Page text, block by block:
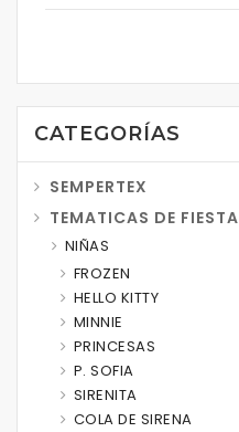
CATEGORÍAS
SEMPERTEX
TEMATICAS DE FIESTA
NIÑAS
FROZEN
HELLO KITTY
MINNIE
PRINCESAS
P. SOFIA
SIRENITA
COLA DE SIRENA